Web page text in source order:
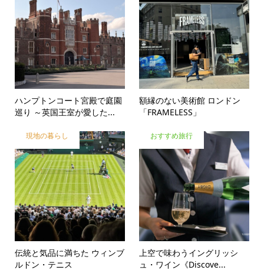
ハンプトンコート宮殿で庭園
巡り ～英国王室が愛した...
額縁のない美術館 ロンドン
「FRAMELESS」
現地の暮らし
伝統と気品に満ちた ウィンブ
ルドン・テニス
おすすめ旅行
上空で味わうイングリッシ
ュ・ワイン《Discove...